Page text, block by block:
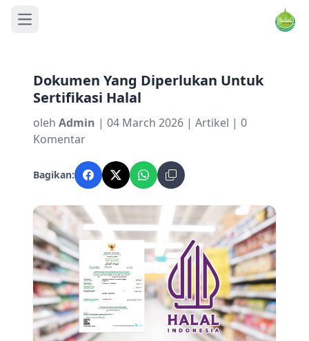
Open main menu
Dokumen Yang Diperlukan Untuk
Sertifikasi Halal
oleh Admin | 04 March 2026 | Artikel | 0
Komentar
Bagikan: